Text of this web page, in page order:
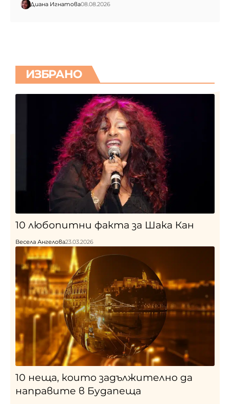
Диана Игнатова08.08.2026
ИЗБРАНО
10 любопитни факта за Шака Кан
Весела Ангелова23.03.2026
10 неща, които задължително да
направите в Будапеща